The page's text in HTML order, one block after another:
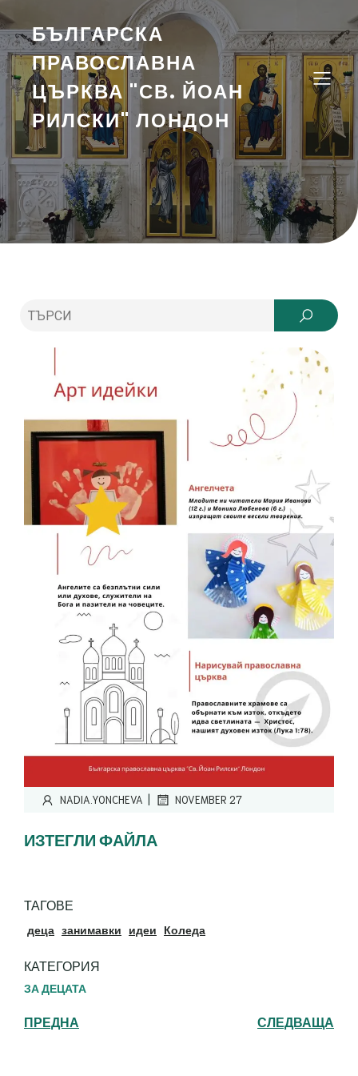
БЪЛГАРСКА
ПРАВОСЛАВНА
ЦЪРКВА "СВ. ЙОАН
РИЛСКИ" ЛОНДОН
NADIA.YONCHEVA | NOVEMBER 27
ИЗТЕГЛИ ФАЙЛА
ТАГОВЕ
деца занимавки идеи Коледа
КАТЕГОРИЯ
ЗА ДЕЦАТА
ПРЕДНА СЛЕДВАЩА